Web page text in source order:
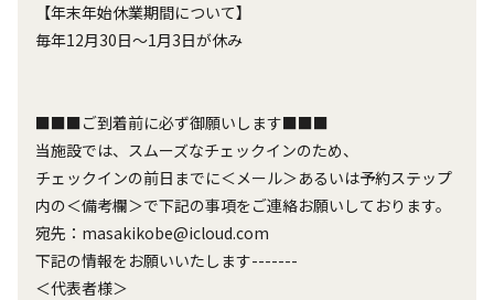
【年末年始休業期間について】
毎年12月30日～1月3日が休み
■■■ご到着前に必ず御願いします■■■
当施設では、スムーズなチェックインのため、
チェックインの前日までに＜メール＞あるいは予約ステップ
内の＜備考欄＞で下記の事項をご連絡お願いしております。
宛先：masakikobe@icloud.com
下記の情報をお願いいたします-------
＜代表者様＞